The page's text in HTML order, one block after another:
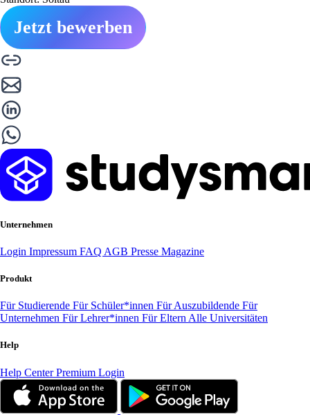
Jetzt bewerben
Unternehmen
Login Impressum FAQ AGB Presse Magazine
Produkt
Für Studierende Für Schüler*innen Für Auszubildende Für
Unternehmen Für Lehrer*innen Für Eltern Alle Universitäten
Help
Help CenterPremium Login